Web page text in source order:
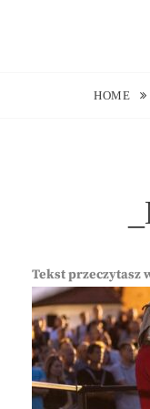
HOME
Tekst przeczytasz